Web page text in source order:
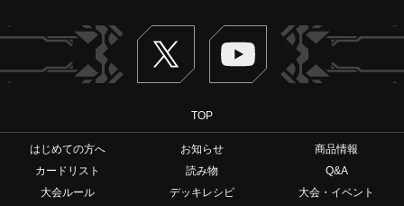
Twitter ヴァンガードch
TOP
はじめての方へ お知らせ
商品情報
カードリスト
読み物
Q&A
大会ルール
デッキレシピ
大会・イベント